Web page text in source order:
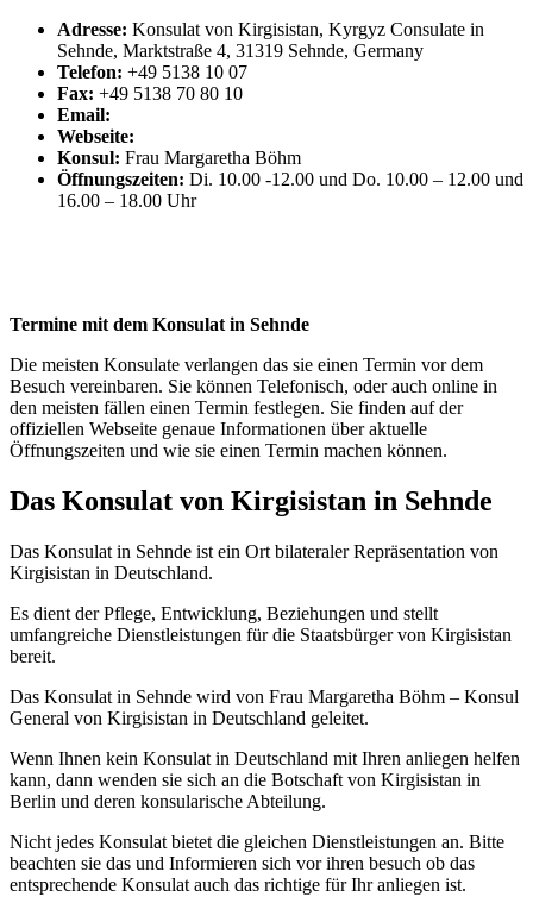
Adresse: Konsulat von Kirgisistan, Kyrgyz Consulate in
Sehnde, Marktstraße 4, 31319 Sehnde, Germany
Telefon: +49 5138 10 07
Fax: +49 5138 70 80 10
Email:
Webseite:
Konsul: Frau Margaretha Böhm
Öffnungszeiten: Di. 10.00 -12.00 und Do. 10.00 – 12.00 und
16.00 – 18.00 Uhr
Termine mit dem Konsulat in Sehnde
Die meisten Konsulate verlangen das sie einen Termin vor dem
Besuch vereinbaren. Sie können Telefonisch, oder auch online in
den meisten fällen einen Termin festlegen. Sie finden auf der
offiziellen Webseite genaue Informationen über aktuelle
Öffnungszeiten und wie sie einen Termin machen können.
Das Konsulat von Kirgisistan in Sehnde
Das Konsulat in Sehnde ist ein Ort bilateraler Repräsentation von
Kirgisistan in Deutschland.
Es dient der Pflege, Entwicklung, Beziehungen und stellt
umfangreiche Dienstleistungen für die Staatsbürger von Kirgisistan
bereit.
Das Konsulat in Sehnde wird von Frau Margaretha Böhm – Konsul
General von Kirgisistan in Deutschland geleitet.
Wenn Ihnen kein Konsulat in Deutschland mit Ihren anliegen helfen
kann, dann wenden sie sich an die Botschaft von Kirgisistan in
Berlin und deren konsularische Abteilung.
Nicht jedes Konsulat bietet die gleichen Dienstleistungen an. Bitte
beachten sie das und Informieren sich vor ihren besuch ob das
entsprechende Konsulat auch das richtige für Ihr anliegen ist.